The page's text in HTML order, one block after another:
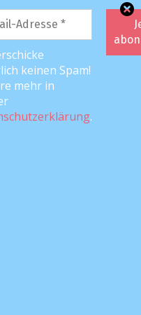
keinen Spam!
mehr in
.
Uhr
die Erzieherinnen
mit der
aus dem Herzen
nicht schöner hätte
mich gebeten
Dank auch an dich
vielen lieben Dank ,
sehr rührt aber
. Du bist eine
unseren Beruf
und
Dafür danken wir
. Sei gedrückt von